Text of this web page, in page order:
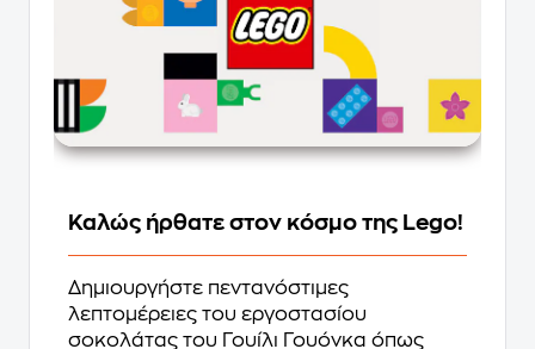
Καλώς ήρθατε στον κόσμο της Lego!
Δημιουργήστε πεντανόστιμες
λεπτομέρειες του εργοστασίου
σοκολάτας του Γουίλι Γουόνκα όπως